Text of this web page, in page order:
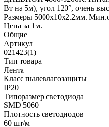
Вт на 5м), угол 120°, очень
Размеры 5000х10x2.2мм.
Цена за 1м.
Общие
Артикул
021423(1)
Тип товара
Лента
Класс пылевлагозащиты
IP20
Типоразмер светодиода
SMD 5060
Плотность светодиодов
60 шт/м